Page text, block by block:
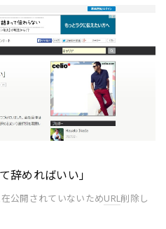
辞めればいい」
公開されていないためURL 削除し